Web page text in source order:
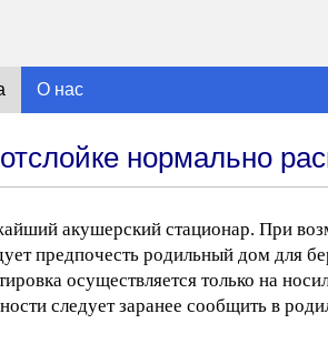
О нас
нормально
акушерский стационар. При
предпочесть родильный дом для
осуществляется только на
следует заранее сообщить в